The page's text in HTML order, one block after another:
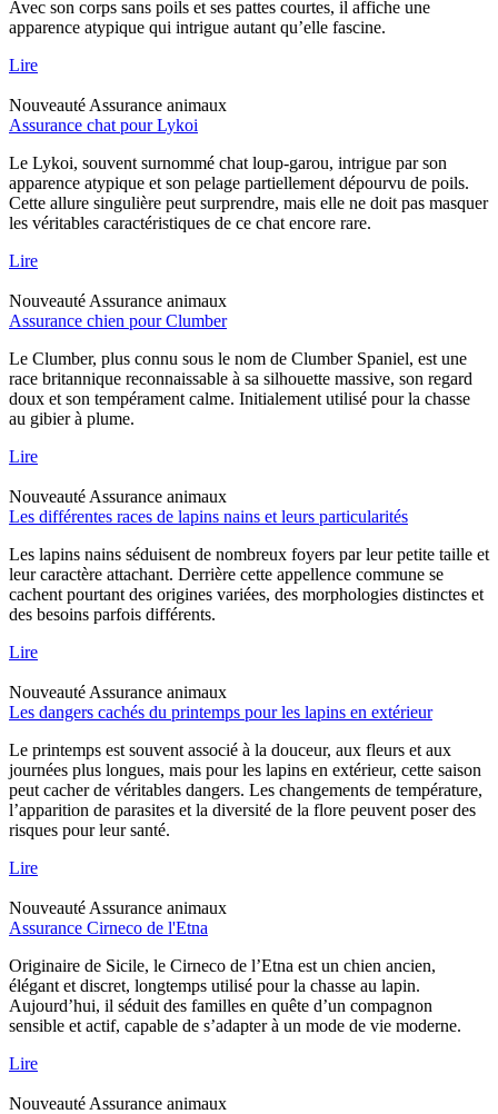
Avec son corps sans poils et ses pattes courtes, il affiche une
apparence atypique qui intrigue autant qu’elle fascine.
Lire
Nouveauté Assurance animaux
Assurance chat pour Lykoi
Le Lykoi, souvent surnommé chat loup-garou, intrigue par son
apparence atypique et son pelage partiellement dépourvu de poils.
Cette allure singulière peut surprendre, mais elle ne doit pas masquer
les véritables caractéristiques de ce chat encore rare.
Lire
Nouveauté Assurance animaux
Assurance chien pour Clumber
Le Clumber, plus connu sous le nom de Clumber Spaniel, est une
race britannique reconnaissable à sa silhouette massive, son regard
doux et son tempérament calme. Initialement utilisé pour la chasse
au gibier à plume.
Lire
Nouveauté Assurance animaux
Les différentes races de lapins nains et leurs particularités
Les lapins nains séduisent de nombreux foyers par leur petite taille et
leur caractère attachant. Derrière cette appellence commune se
cachent pourtant des origines variées, des morphologies distinctes et
des besoins parfois différents.
Lire
Nouveauté Assurance animaux
Les dangers cachés du printemps pour les lapins en extérieur
Le printemps est souvent associé à la douceur, aux fleurs et aux
journées plus longues, mais pour les lapins en extérieur, cette saison
peut cacher de véritables dangers. Les changements de température,
l’apparition de parasites et la diversité de la flore peuvent poser des
risques pour leur santé.
Lire
Nouveauté Assurance animaux
Assurance Cirneco de l'Etna
Originaire de Sicile, le Cirneco de l’Etna est un chien ancien,
élégant et discret, longtemps utilisé pour la chasse au lapin.
Aujourd’hui, il séduit des familles en quête d’un compagnon
sensible et actif, capable de s’adapter à un mode de vie moderne.
Lire
Nouveauté Assurance animaux